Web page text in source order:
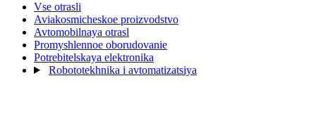
Vse otrasli
Aviakosmicheskoe proizvodstvo
Avtomobilnaya otrasl
Promyshlennoe oborudovanie
Potrebitelskaya elektronika
Robototekhnika i avtomatizatsiya